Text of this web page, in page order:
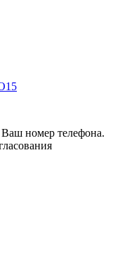
номер телефона.